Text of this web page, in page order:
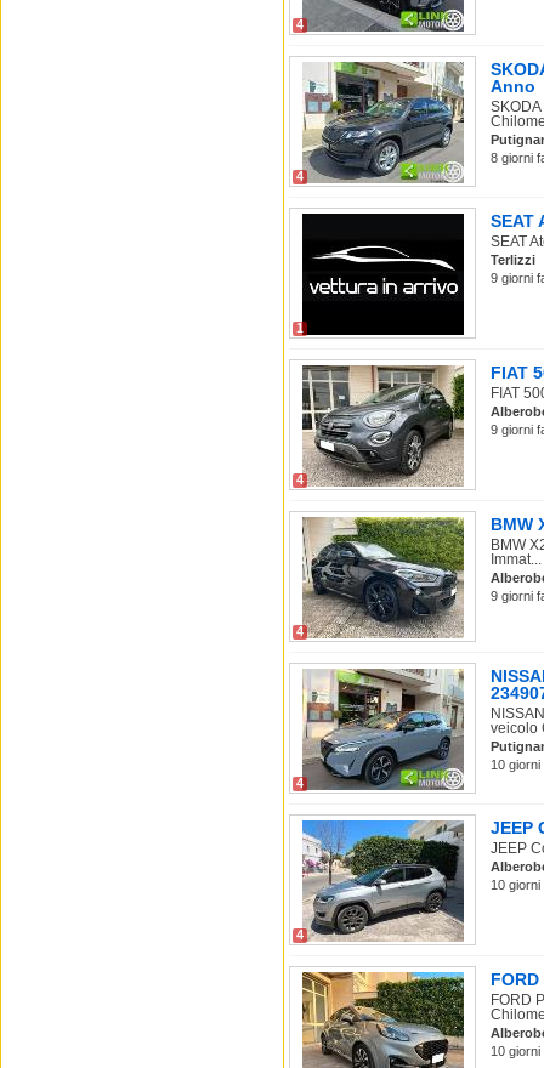
4
4
Anno
8 giorni
1
SEAT
SEAT
Terlizzi
9 giorni
4
FIAT
FIAT
9 giorni
4
BMW
BMW
Immat...
9 giorni
4
veicolo
10
4
JEEP
JEEP
10
FORD
10